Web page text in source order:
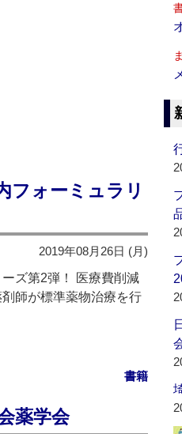
フォーミュラリ
2019年08月26日 (月)
ズ第2弾！ 医療費削減
師が標準薬物治療を行
書籍
薬学会